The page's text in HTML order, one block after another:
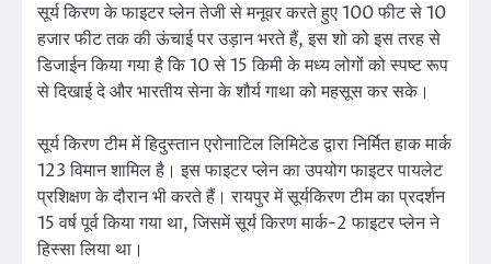
सूर्य किरण के फाइटर प्लेन तेजी से मनूवर करते हुए 100 फीट से 10
हजार फीट तक की ऊंचाई पर उड़ान भरते हैं, इस शो को इस तरह से
डिजाईन किया गया है कि 10 से 15 किमी के मध्य लोगों को स्पष्ट रूप
से दिखाई दे और भारतीय सेना के शौर्य गाथा को महसूस कर सके।
सूर्य किरण टीम में हिदुस्तान एरोनाटिल लिमिटेड द्वारा निर्मित हाक मार्क
123 विमान शामिल है। इस फाइटर प्लेन का उपयोग फाइटर पायलेट
प्रशिक्षण के दौरान भी करते हैं। रायपुर में सूर्यकिरण टीम का प्रदर्शन
15 वर्ष पूर्व किया गया था, जिसमें सूर्य किरण मार्क-2 फाइटर प्लेन ने
हिस्सा लिया था।